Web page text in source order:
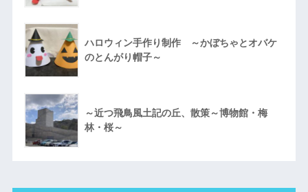
ハロウィン手作り制作 ～かぼちゃとオバケ
のとんがり帽子～
～近つ飛鳥風土記の丘、散策～博物館・梅
林・桜～